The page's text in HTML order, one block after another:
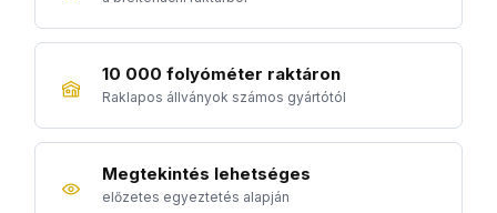
10 000 folyóméter raktáron
Raklapos állványok számos gyártótól
Megtekintés lehetséges
előzetes egyeztetés alapján